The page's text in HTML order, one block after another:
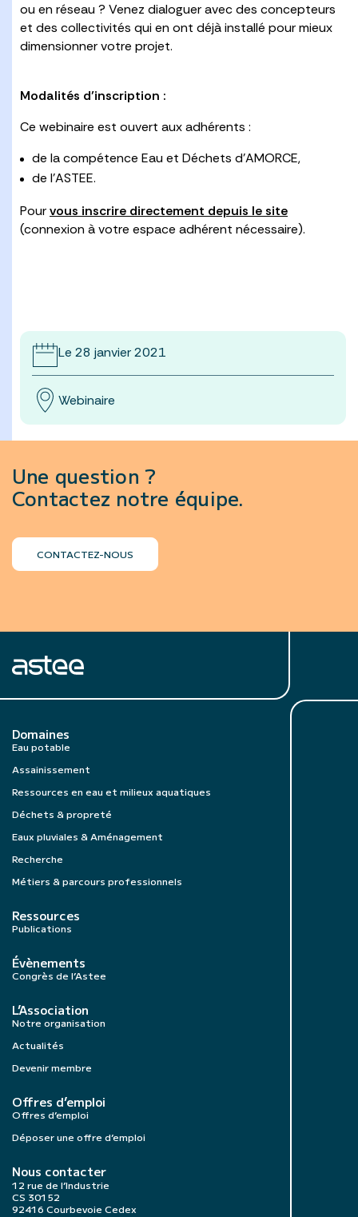
ou en réseau ? Venez dialoguer avec des concepteurs
et des collectivités qui en ont déjà installé pour mieux
dimensionner votre projet.
Modalités d’inscription :
Ce webinaire est ouvert aux adhérents :
de la compétence Eau et Déchets d’AMORCE,
de l’ASTEE.
Pourvous inscrire directement depuis le site
(connexion à votre espace adhérent nécessaire).
Le 28 janvier 2021
Webinaire
Une question ?
Contactez notre équipe.
CONTACTEZ-NOUS
Domaines
Eau potable
Assainissement
Ressources en eau et milieux aquatiques
Déchets & propreté
Eaux pluviales & Aménagement
Recherche
Métiers & parcours professionnels
Ressources
Publications
Évènements
Congrès de l’Astee
L’Association
Notre organisation
Actualités
Devenir membre
Offres d’emploi
Offres d’emploi
Déposer une offre d’emploi
Nous contacter
12 rue de l’Industrie
CS 30152
92416 Courbevoie Cedex